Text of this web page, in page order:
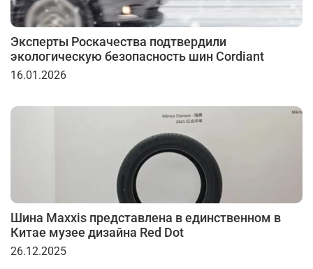
Эксперты Роскачества подтвердили
экологическую безопасность шин Cordiant
16.01.2026
Шина Maxxis представлена в единственном в
Китае музее дизайна Red Dot
26.12.2025